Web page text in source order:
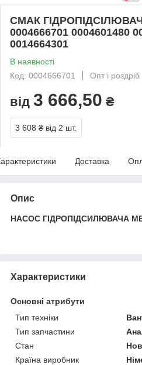
СМАК
0004666701 0004601480
0014664301
В наявності
Код: 0004666701
Опт і роздріб
від 3 666,50 ₴
3 608 ₴ від 2 шт.
Доставка
Опис
НАСОС ГІДРОПІДСИЛЮВАЧА
Характеристики
Основні атрибути
Тип техніки
Тип запчастини
Стан
Країна виробник